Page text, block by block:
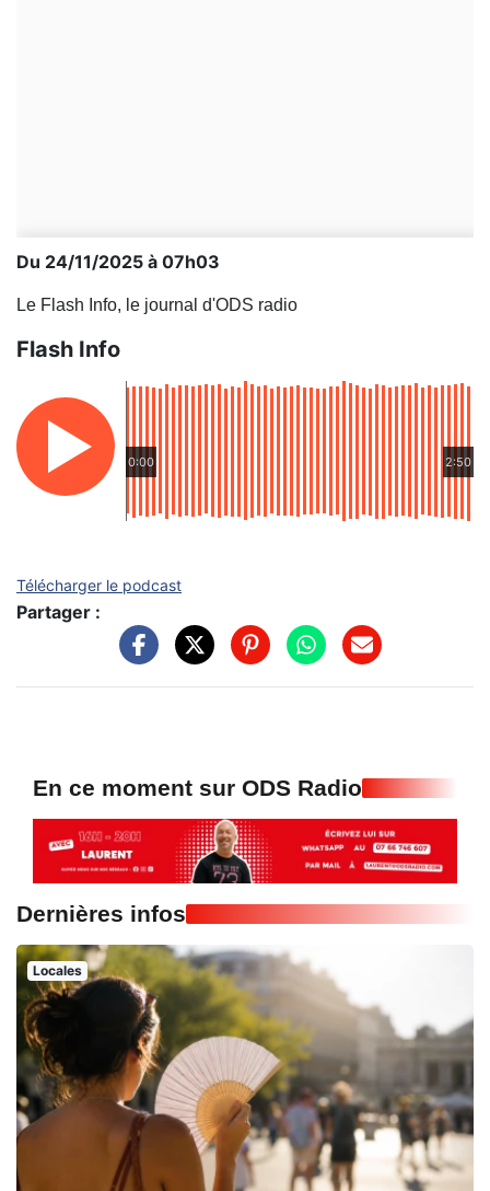
Du 24/11/2025 à 07h03
Le Flash Info, le journal d'ODS radio
Flash Info
0:00 2:50
Télécharger le podcast
Partager :
En ce moment sur ODS Radio
Dernières infos
Locales